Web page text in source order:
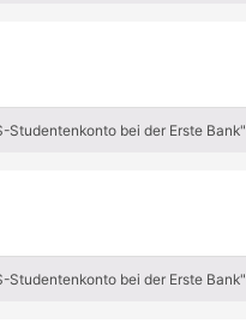
Studentenkonto bei der Erste Bank"
Studentenkonto bei der Erste Bank"